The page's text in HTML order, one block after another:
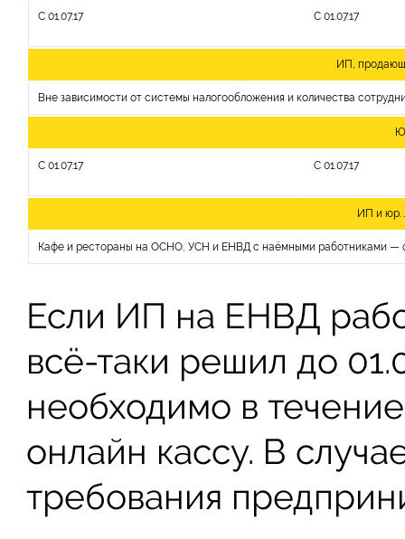
С 01.07.17 С 01.07.17
ИП,
Вне зависимости от системы налогообложения и количества
С 01.07.17 С 01.07.17
ИП и юр.
Кафе и рестораны на ОСНО, УСН и ЕНВД с наёмными работниками — с
Если ИП на ЕНВД
всё-таки решил до
необходимо в
онлайн кассу. В
требования